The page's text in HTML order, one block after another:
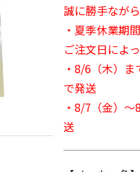
誠に勝手なが
・夏季休業期
ご注文日によ
・8/6（木）
で発送
・8/7（金）
送